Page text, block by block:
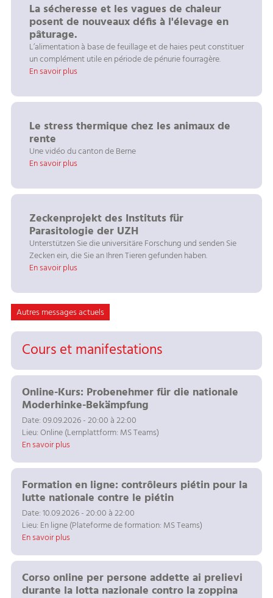
La sécheresse et les vagues de chaleur
posent de nouveaux défis à l'élevage en
pâturage.
L’alimentation à base de feuillage et de haies peut constituer
un complément utile en période de pénurie fourragère.
En savoir plus
Le stress thermique chez les animaux de
rente
Une vidéo du canton de Berne
En savoir plus
Zeckenprojekt des Instituts für
Parasitologie der UZH
Unterstützen Sie die universitäre Forschung und senden Sie
Zecken ein, die Sie an Ihren Tieren gefunden haben.
En savoir plus
Autres messages actuels
Cours et manifestations
Online-Kurs: Probenehmer für die nationale
Moderhinke-Bekämpfung
Date: 09.09.2026 - 20:00 à 22:00
Lieu: Online (Lernplattform: MS Teams)
En savoir plus
Formation en ligne: contrôleurs piétin pour la
lutte nationale contre le piétin
Date: 10.09.2026 - 20:00 à 22:00
Lieu: En ligne (Plateforme de formation: MS Teams)
En savoir plus
Corso online per persone addette ai prelievi
durante la lotta nazionale contro la zoppina